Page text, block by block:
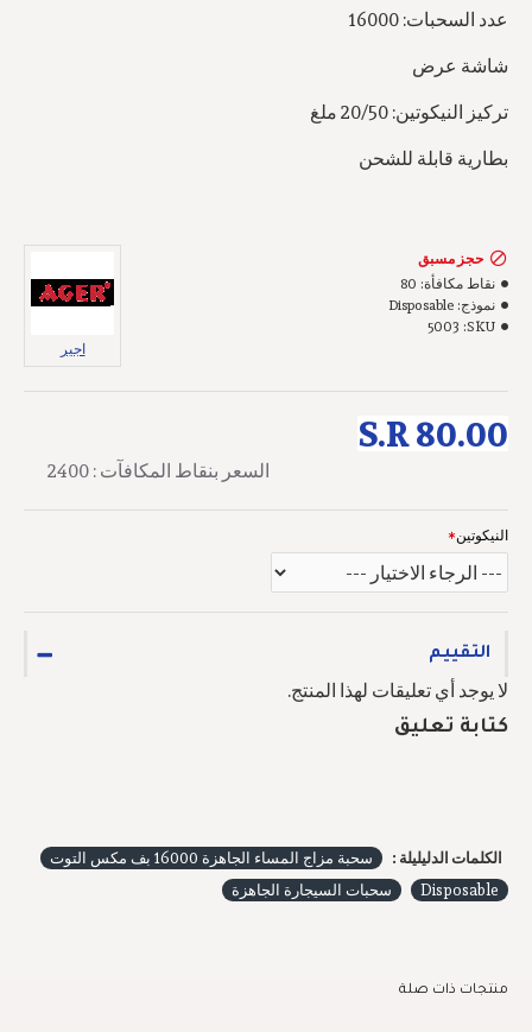
عدد السحبات: 16000
شاشة عرض
تركيز النيكوتين: 20/50 ملغ
بطارية قابلة للشحن
S.R 80.00
السعر بنقاط المكافآت : 2400
حجز مسبق
نقاط مكافأة: 80
نموذج: Disposable
SKU:
5003
اجير
النيكوتين
التقييم
لا يوجد أي تعليقات لهذا المنتج.
كتابة تعليق
الكلمات الدليليلة :
سحبة مزاج المساء الجاهزة 16000 بف مكس التوت
Disposable
سحبات السيجارة الجاهزة
منتجات ذات صلة